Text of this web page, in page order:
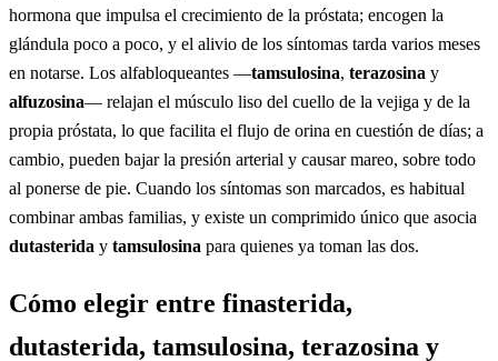
hormona que impulsa el crecimiento de la próstata; encogen la
glándula poco a poco, y el alivio de los síntomas tarda varios meses
en notarse. Los alfabloqueantes —tamsulosina, terazosina y
alfuzosina— relajan el músculo liso del cuello de la vejiga y de la
propia próstata, lo que facilita el flujo de orina en cuestión de días; a
cambio, pueden bajar la presión arterial y causar mareo, sobre todo
al ponerse de pie. Cuando los síntomas son marcados, es habitual
combinar ambas familias, y existe un comprimido único que asocia
dutasterida y tamsulosina para quienes ya toman las dos.
Cómo elegir entre finasterida,
dutasterida, tamsulosina, terazosina y